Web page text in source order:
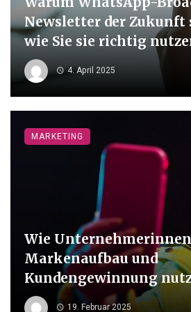
Newsletter der Zukunft
wie Sie sie richtig
4. April 2025
Wie
Markenaufbau und
Kundengewinnung
19. Februar 2025
MARKETING